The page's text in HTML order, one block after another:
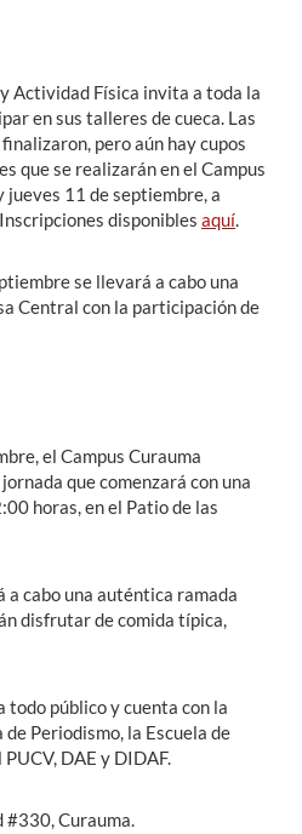
Actividad Física invita a toda la
en sus talleres de cueca. Las
pero aún hay cupos
que se realizarán en el Campus
jueves 11 de septiembre, a
disponibles aquí
se llevará a cabo una
Central con la participación de
el Campus Curauma
que comenzará con una
horas, en el Patio de las
cabo una auténtica ramada
disfrutar de comida típica,
público y cuenta con la
Periodismo, la Escuela de
DAE y DIDAF.
Curauma.